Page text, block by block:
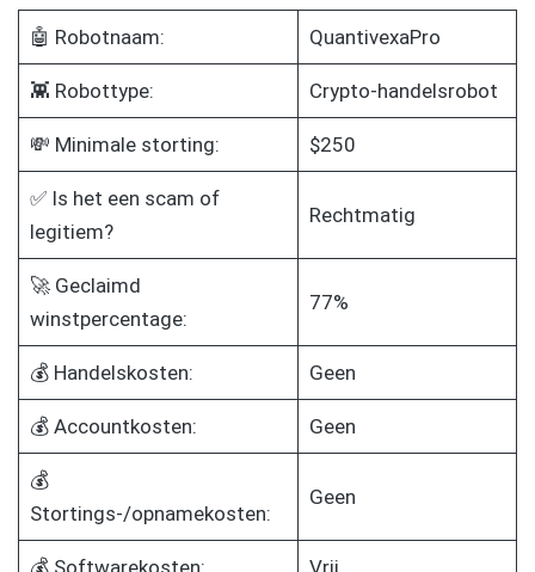
🤖 Robotnaam: QuantivexaPro
👾 Robottype: Crypto-handelsrobot
💸 Minimale storting: $250
✅ Is het een scam of
legitiem?
Rechtmatig
🚀 Geclaimd
winstpercentage:
77%
💰 Handelskosten: Geen
💰 Accountkosten: Geen
💰
Stortings-/opnamekosten:
Geen